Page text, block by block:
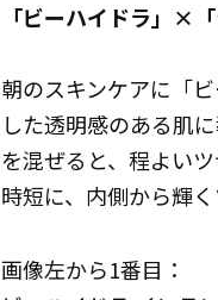
「ビーハイドラ」×
朝のスキンケアに「
した透明感のある肌
を混ぜると、程よい
時短に、内側から輝
画像左から1番目：